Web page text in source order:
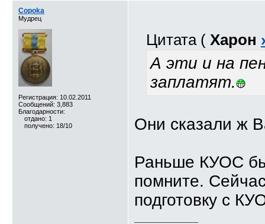
Copoka
Мудрец
Регистрация: 10.02.2011
Сообщений: 3,883
Благодарности:
отдано: 1
получено: 18/10
Цитата ( Харон
А эти и на
заплатят.
Они сказали ж
Раньше КУОС
помните.
подготовку с